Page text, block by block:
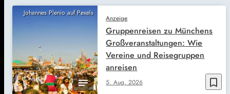
Johannes Plenio auf Pexels
bookmark_border
Anzeige
5. Aug. 2026
Gruppenreisen zu Münchens
Großveranstaltungen: Wie
Vereine und Reisegruppen
anreisen